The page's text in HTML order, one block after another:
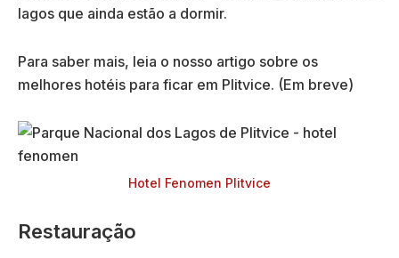
lagos que ainda estão a dormir.
Para saber mais, leia o nosso artigo sobre os
melhores hotéis para ficar em Plitvice. (Em breve)
Hotel Fenomen Plitvice
Restauração